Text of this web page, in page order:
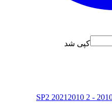
کپی شد
2010 2 -